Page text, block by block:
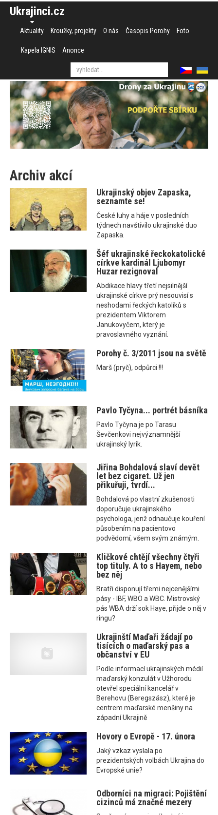
Ukrajinci.cz
Aktuality Kroužky, projekty O nás Časopis Porohy Foto
Kapela IGNIS Anonce
Archiv akcí
Ukrajinský objev Zapaska,
seznamte se!
České luhy a háje v posledních
týdnech navštívilo ukrajinské duo
Zapaska.
Šéf ukrajinské řeckokatolické
církve kardinál Ljubomyr
Huzar rezignoval
Abdikace hlavy třetí nejsilnější
ukrajinské církve prý nesouvisí s
neshodami řeckých katolíků s
prezidentem Viktorem
Janukovyčem, který je
pravoslavného vyznání.
Porohy č. 3/2011 jsou na světě
Marš (pryč), odpůrci !!!
Pavlo Tyčyna... portrét básníka
Pavlo Tyčyna je po Tarasu
Ševčenkovi nejvýznamnější
ukrajinský lyrik.
Jiřina Bohdalová slaví devět
let bez cigaret. Už jen
přikuřuji, tvrdí...
Bohdalová po vlastní zkušenosti
doporučuje ukrajinského
psychologa, jenž odnaučuje kouření
působením na pacientovo
podvědomí, všem svým známým.
Kličkové chtějí všechny čtyři
top tituly. A to s Hayem, nebo
bez něj
Bratři disponují třemi nejcenějšími
pásy - IBF, WBO a WBC. Mistrovský
pás WBA drží sok Haye, přijde o něj v
ringu?
Ukrajinští Maďaři žádají po
tisících o maďarský pas a
občanství v EU
Podle informací ukrajinských médií
maďarský konzulát v Užhorodu
otevřel speciální kancelář v
Berehovu (Beregszász), které je
centrem maďarské menšiny na
západní Ukrajině
Hovory o Evropě - 17. února
Jaký vzkaz vyslala po
prezidentských volbách Ukrajina do
Evropské unie?
Odborníci na migraci: Pojištění
cizinců má značné mezery